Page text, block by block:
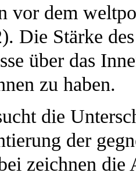
vor dem
Die Stärke
über das
zu haben.
die
der
zeichnen die